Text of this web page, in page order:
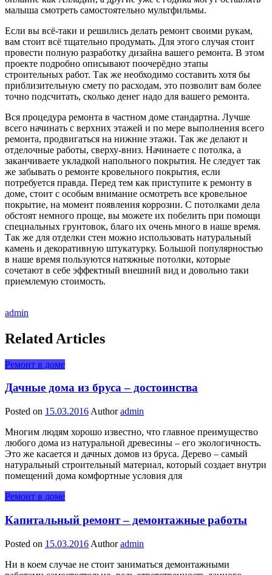
малыша смотреть самостоятельно мультфильмы.
Если вы всё-таки и решились делать ремонт своими рукам,
вам стоит всё тщательно продумать. Для этого случая стоит
провести полную разработку дизайна вашего ремонта. В этом
проекте подробно описывают поочерёдно этапы
строительных работ. Так же необходимо составить хотя бы
приблизительную смету по расходам, это позволит вам более
точно подсчитать, сколько денег надо для вашего ремонта.
Вся процедура ремонта в частном доме стандартна. Лучше
всего начинать с верхних этажей и по мере выполнения всего
ремонта, продвигаться на нижние этажи. Так же делают и
отделочные работы, сверху-вниз. Начинаете с потолка, а
заканчиваете укладкой напольного покрытия. Не следует так
же забывать о ремонте кровельного покрытия, если
потребуется правда. Перед тем как приступите к ремонту в
доме, стоит с особым внимание осмотреть все кровельное
покрытие, на момент появления коррозии. С потолками дела
обстоят немного проще, вы можете их побелить при помощи
специальных грунтовок, благо их очень много в наше время.
Так же для отделки стен можно использовать натуральный
камень и декоративную штукатурку. Большой популярностью
в наше время пользуются натяжные потолки, которые
сочетают в себе эффектный внешний вид и довольно таки
приемлемую стоимость.
admin
Related Articles
Ремонт в доме
Дачные дома из бруса – достоинства
Posted on 15.03.2016 Author admin
Многим людям хорошо известно, что главное преимущество
любого дома из натуральной древесины – его экологичность.
Это же касается и дачных домов из бруса. Дерево – самый
натуральный строительный материал, который создает внутри
помещений дома комфортные условия для
Ремонт в доме
Капитальный ремонт – демонтажные работы
Posted on 15.03.2016 Author admin
Ни в коем случае не стоит заниматься демонтажными